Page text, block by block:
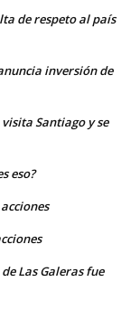
de respeto al país
inversión de
Santiago y se
eso?
Las Galeras fue